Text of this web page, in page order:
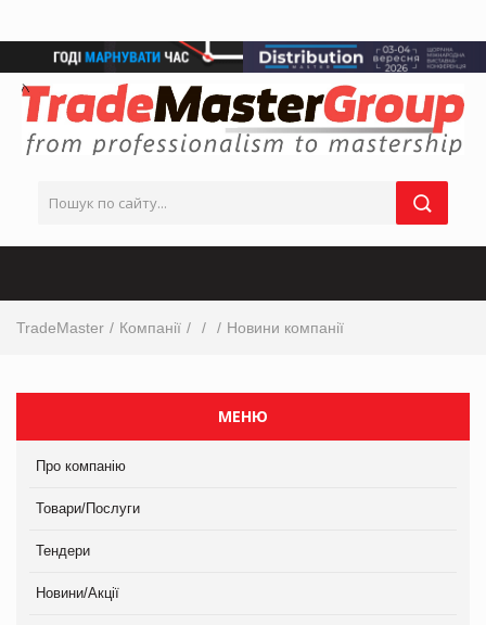
TradeMaster Компанії Новини компанії
МЕНЮ
Про компанію
Товари/Послуги
Тендери
Новини/Акції